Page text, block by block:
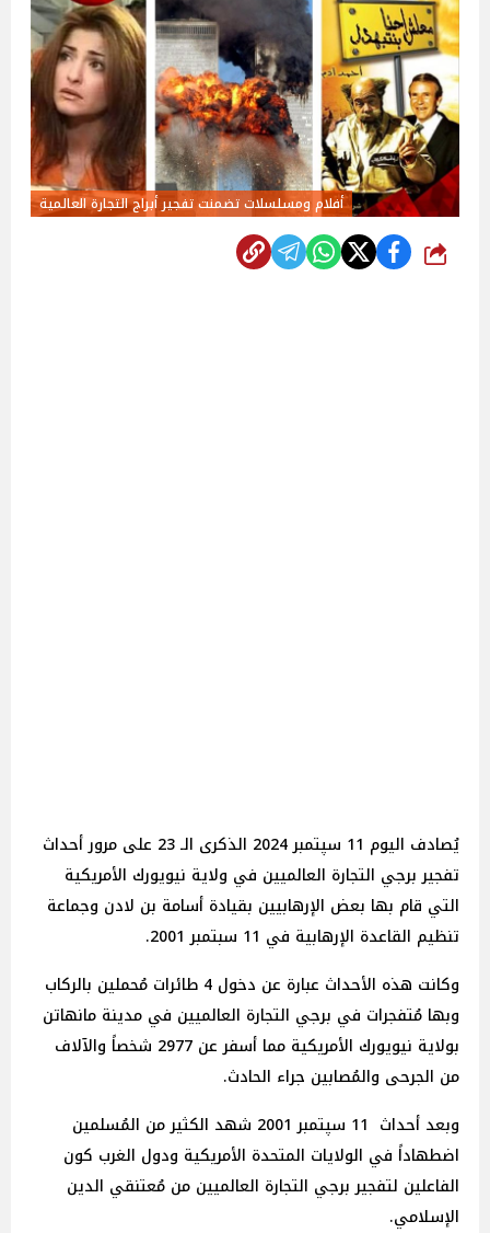
أفلام ومسلسلات تضمنت تفجير أبراج التجارة العالمية
شارك
يُصادف اليوم 11 سپتمبر 2024 الذكرى الـ 23 على مرور أحداث
تفجير برجي التجارة العالميين في ولاية نيويورك الأمريكية
التي قام بها بعض الإرهابيين بقيادة أسامة بن لادن وجماعة
تنظيم القاعدة الإرهابية في 11 سبتمبر 2001.
وكانت هذه الأحداث عبارة عن دخول 4 طائرات مُحملين بالركاب
وبها مُتفجرات في برجي التجارة العالميين في مدينة مانهاتن
بولاية نيويورك الأمريكية مما أسفر عن 2977 شخصاً والآلاف
من الجرحى والمُصابين جراء الحادث.
وبعد أحداث 11 سپتمبر 2001 شهد الكثير من المُسلمين
اضطهاداً في الولايات المتحدة الأمريكية ودول الغرب كون
الفاعلين لتفجير برجي التجارة العالميين من مُعتنقي الدين
الإسلامي.